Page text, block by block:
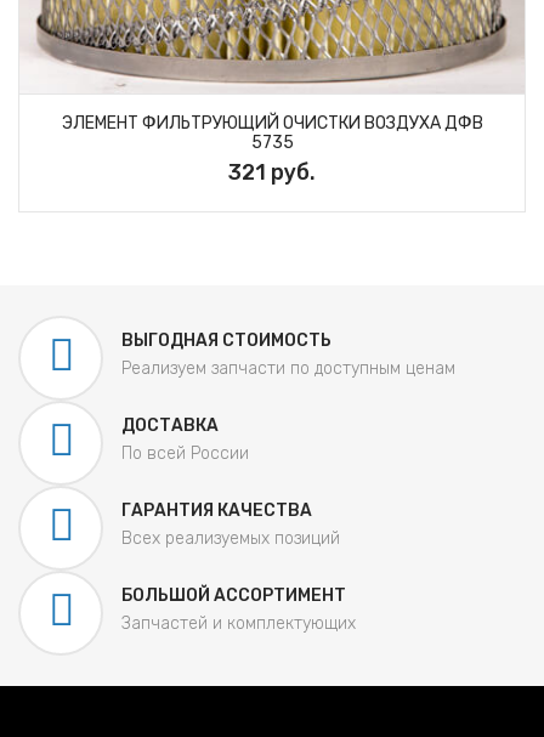
ЭЛЕМЕНТ ФИЛЬТРУЮЩИЙ ОЧИСТКИ ВОЗДУХА ДФВ
5735
321 руб.
ВЫГОДНАЯ СТОИМОСТЬ
Реализуем запчасти по доступным ценам
ДОСТАВКА
По всей России
ГАРАНТИЯ КАЧЕСТВА
Всех реализуемых позиций
БОЛЬШОЙ АССОРТИМЕНТ
Запчастей и комплектующих